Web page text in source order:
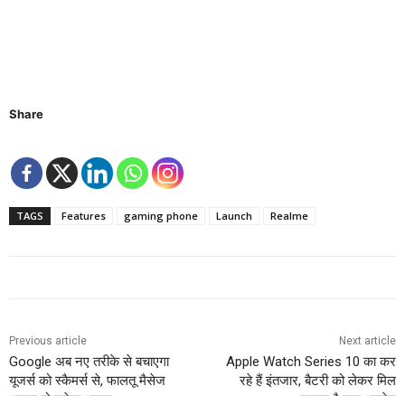
Share
TAGS Features gaming phone Launch Realme
Previous article
Google अब नए तरीके से बचाएगा
यूजर्स को स्कैमर्स से, फालतू मैसेज
Next article
Apple Watch Series 10 का कर
रहे हैं इंतजार, बैटरी को लेकर मिल